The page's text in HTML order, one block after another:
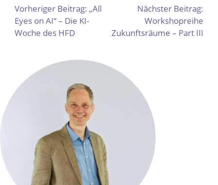
BEITRAGSNAVIGATION
Vorheriger Beitrag: „All
Eyes on AI“ – Die KI-
Woche des HFD
Nächster Beitrag:
Workshopreihe
Zukunftsräume – Part III